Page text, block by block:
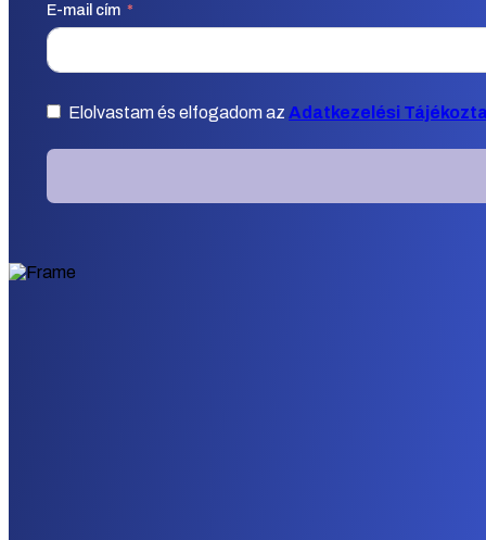
E-mail cím
Elolvastam és elfogadom azAdatkezelési